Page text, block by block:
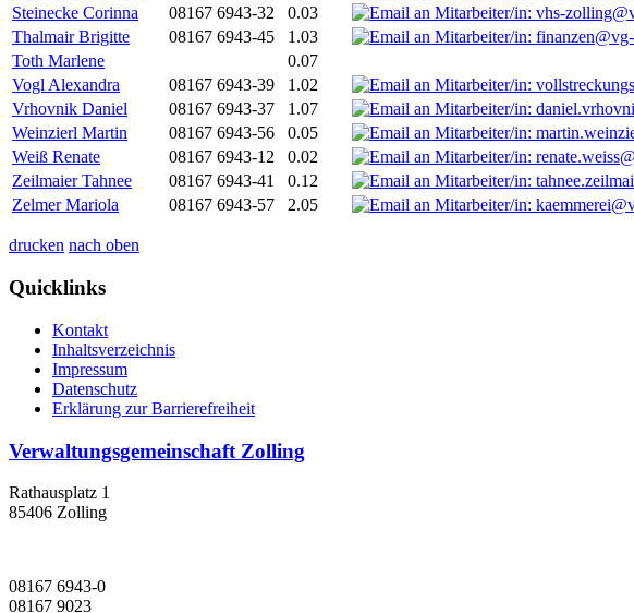
Steinecke Corinna
08167 6943-32 0.03
Thalmair Brigitte
08167 6943-45 1.03
Toth Marlene
0.07
Vogl Alexandra
08167 6943-39 1.02
Vrhovnik Daniel
08167 6943-37 1.07
Weinzierl Martin
08167 6943-56 0.05
Weiß Renate
08167 6943-12 0.02
Zeilmaier Tahnee
08167 6943-41 0.12
Zelmer Mariola
08167 6943-57 2.05
drucken nach oben
Quicklinks
Kontakt
Inhaltsverzeichnis
Impressum
Datenschutz
Erklärung zur Barrierefreiheit
Verwaltungsgemeinschaft Zolling
Rathausplatz 1
85406 Zolling
08167 6943-0
08167 9023